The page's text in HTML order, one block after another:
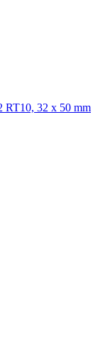
RT10, 32 x 50 mm